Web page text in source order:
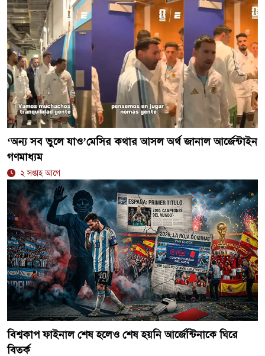
‘অন্য সব ভুলে যাও’মেসির কথার আসল অর্থ জানাল আর্জেন্টাইন
গণমাধ্যম
২ সপ্তাহ আগে
বিশ্বকাপ ফাইনাল শেষ হলেও শেষ হয়নি আর্জেন্টিনাকে ঘিরে
বিতর্ক